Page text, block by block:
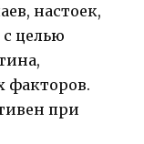
настоек,
целью
факторов.
при